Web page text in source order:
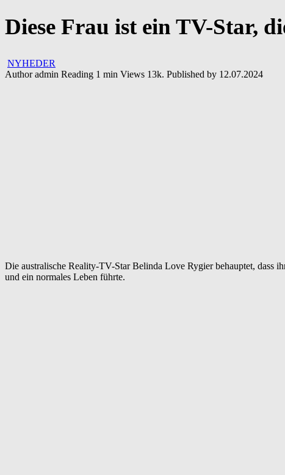
Diese Frau ist ein TV-Star,
NYHEDER
Author admin Reading 1 min Views 13k. Published by 12.07.2024
Die australische Reality-TV-Star Belinda Love Rygier behauptet, dass
und ein normales Leben führte.